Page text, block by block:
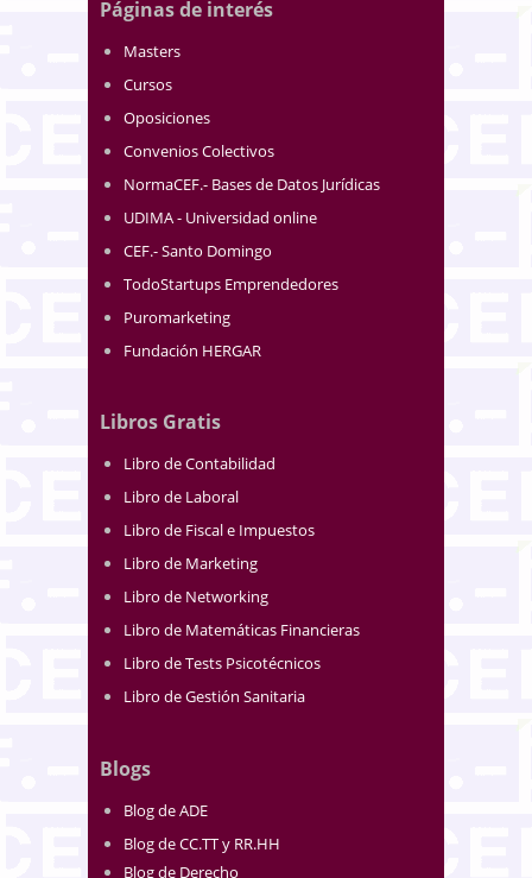
Páginas de interés
Masters
Cursos
Oposiciones
Convenios Colectivos
NormaCEF.- Bases de Datos Jurídicas
UDIMA - Universidad online
CEF.- Santo Domingo
TodoStartups Emprendedores
Puromarketing
Fundación HERGAR
Libros Gratis
Libro de Contabilidad
Libro de Laboral
Libro de Fiscal e Impuestos
Libro de Marketing
Libro de Networking
Libro de Matemáticas Financieras
Libro de Tests Psicotécnicos
Libro de Gestión Sanitaria
Blogs
Blog de ADE
Blog de CC.TT y RR.HH
Blog de Derecho